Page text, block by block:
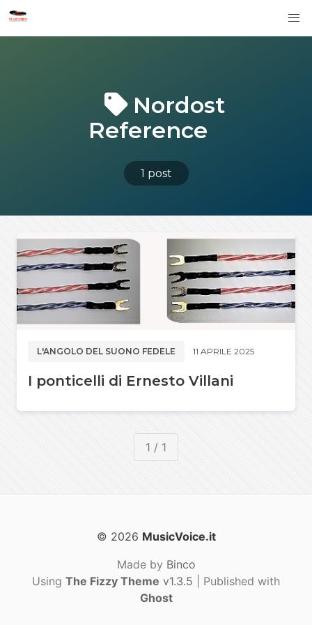
Nordost
Reference
1 post
L'ANGOLO DEL SUONO FEDELE 11 APRILE 2025
I ponticelli di Ernesto Villani
1 / 1
© 2026 MusicVoice.it
Made by Binco
Using The Fizzy Theme v1.3.5 | Published with
Ghost